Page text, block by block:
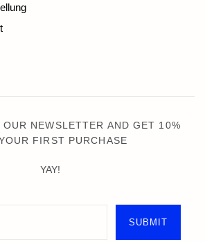
NEWSLETTER AND GET 10%
FIRST PURCHASE
YAY!